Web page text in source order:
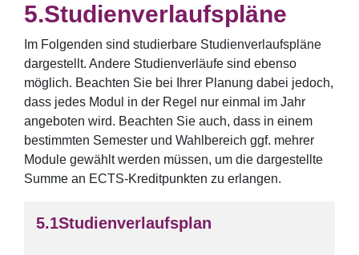
Studienverlaufspläne
Im Folgenden sind studierbare Studienverlaufspläne
dargestellt. Andere Studienverläufe sind ebenso
möglich. Beachten Sie bei Ihrer Planung dabei jedoch,
dass jedes Modul in der Regel nur einmal im Jahr
angeboten wird. Beachten Sie auch, dass in einem
bestimmten Semester und Wahlbereich ggf. mehrer
Module gewählt werden müssen, um die dargestellte
Summe an ECTS-Kreditpunkten zu erlangen.
Studienverlaufsplan